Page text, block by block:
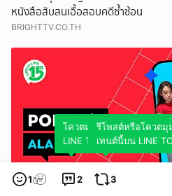
หนังสือสับสนเอื้อสอบคดีซ้ำซ้อน
BRIGHTTV.CO.TH
1 2
โควตมุมมองของคุณผ่านค
LINE TODAY
3
รีโพสต์หรือโควต
เทนต์นี้บน LINE